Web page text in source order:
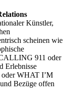
Künstler,
scheinen wie
911 oder
Erlebnisse
WHAT I’M
Bezüge offen